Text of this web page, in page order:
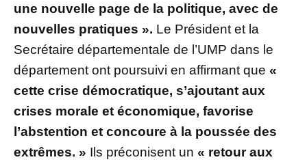
une nouvelle page de la politique, avec de
nouvelles pratiques ». Le Président et la
Secrétaire départementale de l’UMP dans le
département ont poursuivi en affirmant que «
cette crise démocratique, s’ajoutant aux
crises morale et économique, favorise
l’abstention et concoure à la poussée des
extrêmes. » Ils préconisent un « retour aux